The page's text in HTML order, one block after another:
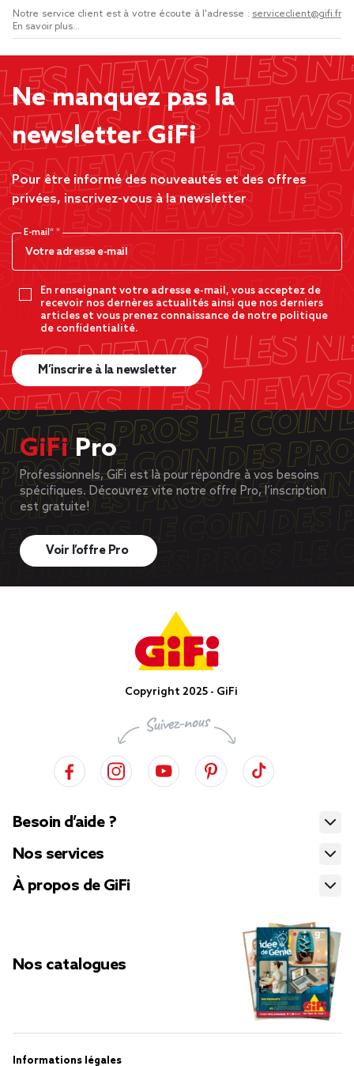
Notre service client est à votre écoute à l'adresse : serviceclient@gifi.fr
En savoir plus...
Ne manquez pas la
newsletter GiFi
Pour être informé des nouveautés et des offres
privées, inscrivez-vous à la newsletter
E-mail*
En renseignant votre adresse e-mail, vous acceptez de
recevoir nos dernères actualités ainsi que nos derniers
articles et vous prenez connaissance de notre politique
de confidentialité.
M’inscrire à la newsletter
GiFiPro
Professionnels, GiFi est là pour répondre à vos besoins
spécifiques. Découvrez vite notre offre Pro, l’inscription
est gratuite!
Voir l’offre Pro
Copyright 2025 - GiFi
Besoin d’aide ?
Nos services
À propos de GiFi
Nos catalogues
Informations légales